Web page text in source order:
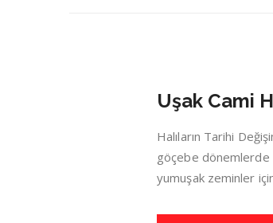
Uşak Cami
Halıların Tarihi
göçebe dönemlerde
yumuşak zeminler